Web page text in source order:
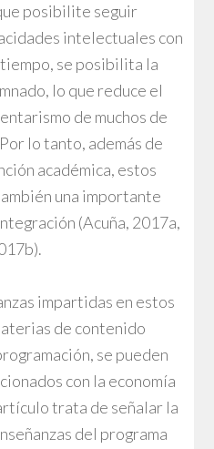
posibilite seguir
intelectuales con
tiempo, se posibilita la
lo que reduce el
de muchos de
lo tanto, además de
académica, estos
una importante
(Acuña, 2017a,
impartidas en estos
de contenido
se pueden
con la economía
trata de señalar la
del programa